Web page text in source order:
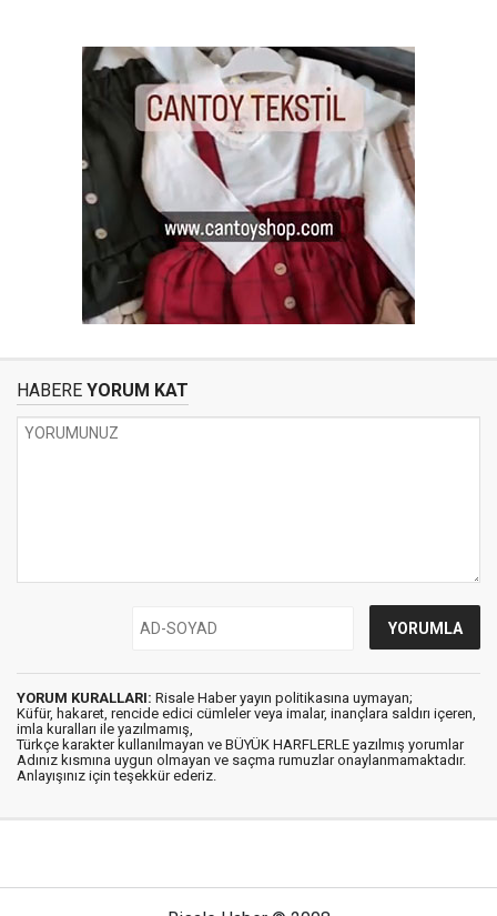
HABERE YORUM KAT
YORUM KURALLARI: Risale Haber yayın politikasına uymayan;
Küfür, hakaret, rencide edici cümleler veya imalar, inançlara saldırı içeren,
imla kuralları ile yazılmamış,
Türkçe karakter kullanılmayan ve BÜYÜK HARFLERLE yazılmış yorumlar
Adınız kısmına uygun olmayan ve saçma rumuzlar onaylanmamaktadır.
Anlayışınız için teşekkür ederiz.